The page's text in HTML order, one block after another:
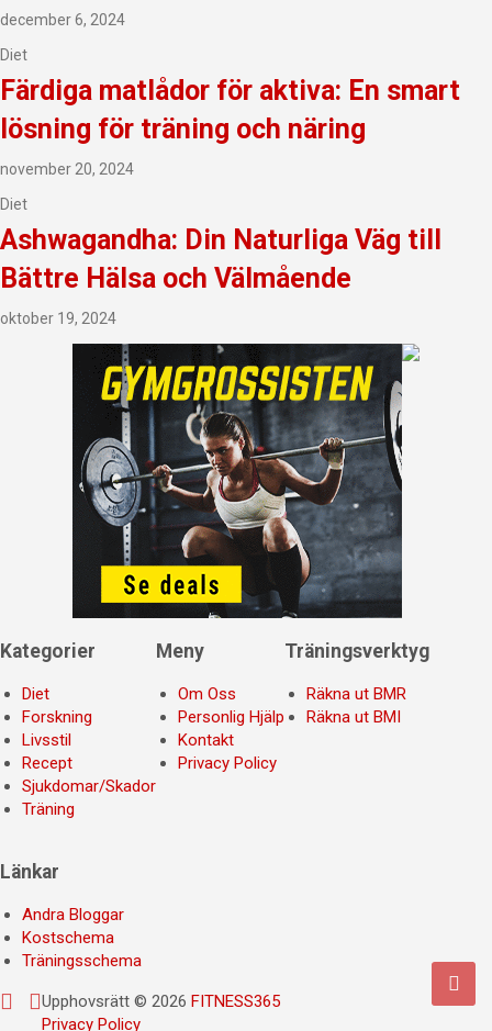
december 6, 2024
Diet
Färdiga matlådor för aktiva: En smart
lösning för träning och näring
november 20, 2024
Diet
Ashwagandha: Din Naturliga Väg till
Bättre Hälsa och Välmående
oktober 19, 2024
Kategorier
Diet
Forskning
Livsstil
Recept
Sjukdomar/Skador
Träning
Meny
Om Oss
Personlig Hjälp
Kontakt
Privacy Policy
Träningsverktyg
Räkna ut BMR
Räkna ut BMI
Länkar
Andra Bloggar
Kostschema
Träningsschema
Upphovsrätt © 2026 FITNESS365
Privacy Policy